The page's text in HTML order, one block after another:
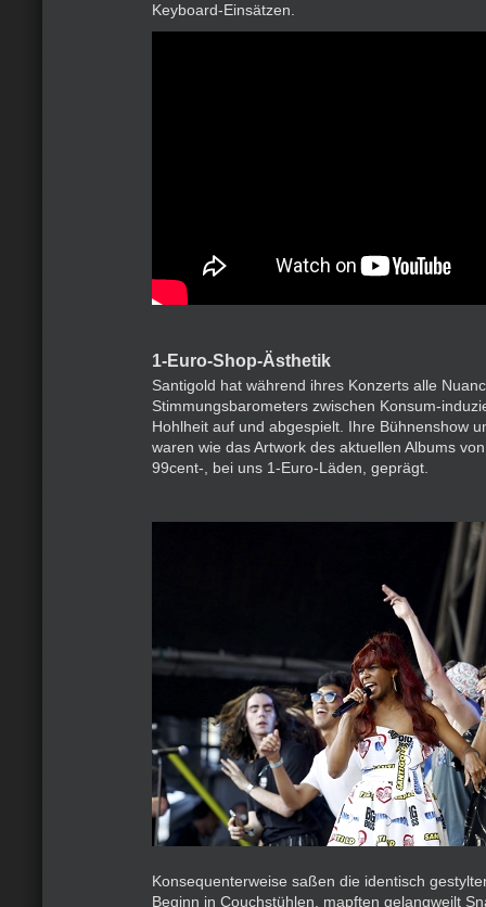
Keyboard-Einsätzen.
1-Euro-Shop-Ästhetik
Santigold hat während ihres Konzerts alle
Stimmungsbarometers zwischen Konsum-
Hohlheit auf und abgespielt. Ihre Bühnenshow
waren wie das Artwork des aktuellen Albums
99cent-, bei uns 1-Euro-Läden, geprägt.
Konsequenterweise saßen die identisch
Beginn in Couchstühlen, mapften gelangweilt